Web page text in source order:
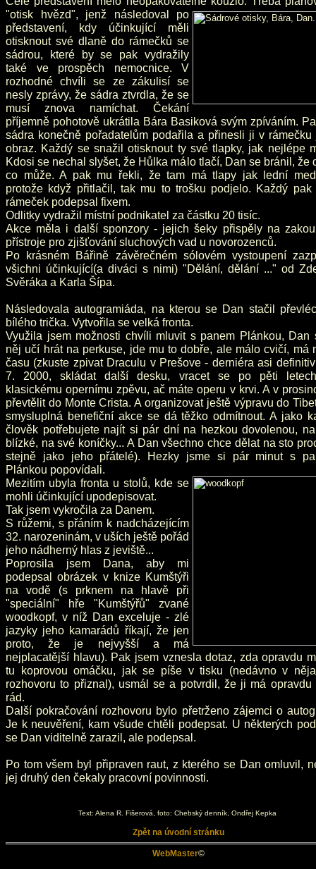
"otisk hvězd", jenž následoval po
představení, kdy účinkující měli
otisknout své dlaně do rámečků se
sádrou, které by se pak vydražily
také ve prospěch nemocnice. V
rozhodné chvíli se ze zákulisí se
nesly zprávy, že sádra ztvrdla, že se
musí znova namíchat. Čekání
příjemně pohotově ukrátila Bára Basiková svým zpíváním.
sádra konečně pořadatelům podařila a přinesli ji v rámečku
obraz. Každý se snažil otisknout ty své tlapky, jak nejlépe
Kdosi se nechal slyšet, že Hůlka málo tlačí, Dan se bránil, že
co může. A pak mu řekli, že tam má tlapy jak lední
protože když přitlačil, tak mu to trošku podjelo. Každý pak
rámeček podepsal fixem.
Odlitky vydražil místní podnikatel za částku 20 tisíc.
Akce měla i další sponzory - jejich šeky přispěly na
přístroje pro zjišťování sluchových vad u novorozenců.
Po krásném Bářině závěrečném sólovém vystoupení
všichni účinkující(a diváci s nimi) "Dělání, dělání ..." od
Svěráka a Karla Šípa.
Následovala autogramiáda, na kterou se Dan stačil
bílého trička. Vytvořila se velká fronta.
Využila jsem možnosti chvíli mluvit s panem Plánkou, Dan
něj učí hrát na perkuse, jde mu to dobře, ale málo cvičí, má
času (zkuste zpivat Draculu v Prešove - derniéra asi
7. 2000, skládat další desku, vracet se po pěti
klasickému opernímu zpěvu, ač máte operu v krvi. A v
převtělit do Monte Crista. A organizovat ještě výpravu do
smysluplná benefiční akce se dá těžko odmítnout. A jako
člověk potřebujete najít si pár dní na hezkou dovolenou,
blízké, na své koníčky... A Dan všechno chce dělat na sto
stejně jako jeho přátelé). Hezky jsme si pár minut s
Plánkou popovídali.
Mezitím ubyla fronta u stolů, kde se
mohli účinkující upodepisovat.
Tak jsem vykročila za Danem.
S růžemi, s přáním k nadcházejícím
32. narozeninám, v uších ještě pořád
jeho nádherný hlas z jeviště...
Poprosila jsem Dana, aby mi
podepsal obrázek v knize Kumštýři
na vodě (s prknem na hlavě při
"speciální" hře "Kumštýřů" zvané
woodkopf, v níž Dan exceluje - zlé
jazyky jeho kamarádů říkají, že jen
proto, že je nejvyšší a má
nejplacatější hlavu). Pak jsem vznesla dotaz, zda opravdu
tu koprovou omáčku, jak se píše v tisku (nedávno v
rozhovoru to přiznal), usmál se a potvrdil, že ji má opravdu
rád.
Další pokračování rozhovoru bylo přetrženo zájemci o
Je k neuvěření, kam všude chtěli podepsat. U některých
se Dan viditelně zarazil, ale podepsal.
Po tom všem byl připraven raut, z kterého se Dan omluvil,
jej druhý den čekaly pracovní povinnosti.
Text: Alena R. Fišerová, foto: Chebský denník, Ondřej Kepka
Zpět na úvodní stránku
WebMaster©